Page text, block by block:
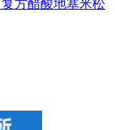
方醋酸地塞米松